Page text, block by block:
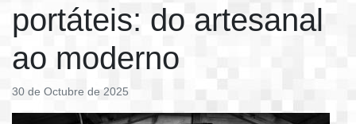
portáteis: do artesanal
ao moderno
30 de Octubre de 2025